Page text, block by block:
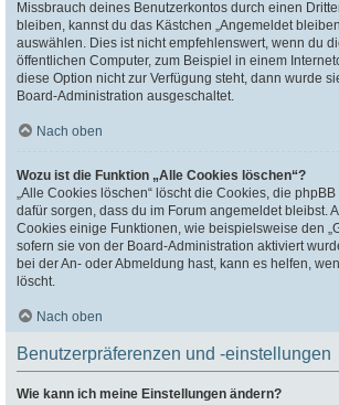
Missbrauch deines Benutzerkontos durch einen
bleiben, kannst du das Kästchen „Angemeldet
auswählen. Dies ist nicht empfehlenswert, wenn du
öffentlichen Computer, zum Beispiel in einem
diese Option nicht zur Verfügung steht, dann wurde
Board-Administration ausgeschaltet.
Nach oben
Wozu ist die Funktion „Alle Cookies löschen“?
„Alle Cookies löschen“ löscht die Cookies, die
dafür sorgen, dass du im Forum angemeldet bleibst.
Cookies einige Funktionen, wie beispielsweise den
sofern sie von der Board-Administration aktiviert
bei der An- oder Abmeldung hast, kann es helfen,
löscht.
Nach oben
Benutzerpräferenzen und -einstellungen
Wie kann ich meine Einstellungen ändern?